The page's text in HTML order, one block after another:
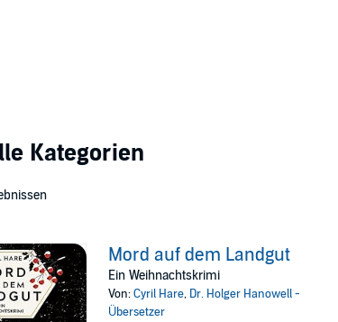
Kategorien
Mord auf dem Landgut
Ein Weihnachtskrimi
Von:Cyril Hare, Dr. Holger Hanowell -
Übersetzer